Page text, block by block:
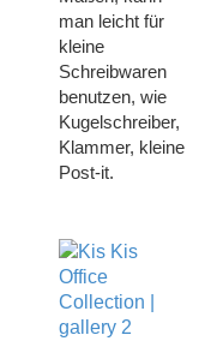
man leicht für
kleine
Schreibwaren
benutzen, wie
Kugelschreiber,
Klammer, kleine
Post-it.